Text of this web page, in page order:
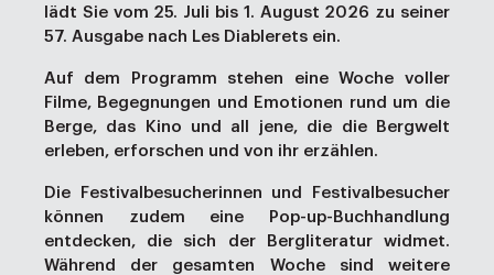
lädt Sie vom 25. Juli bis 1. August 2026 zu seiner
57. Ausgabe nach Les Diablerets ein.
Auf dem Programm stehen eine Woche voller
Filme, Begegnungen und Emotionen rund um die
Berge, das Kino und all jene, die die Bergwelt
erleben, erforschen und von ihr erzählen.
Die Festivalbesucherinnen und Festivalbesucher
können zudem eine Pop-up-Buchhandlung
entdecken, die sich der Bergliteratur widmet.
Während der gesamten Woche sind weitere